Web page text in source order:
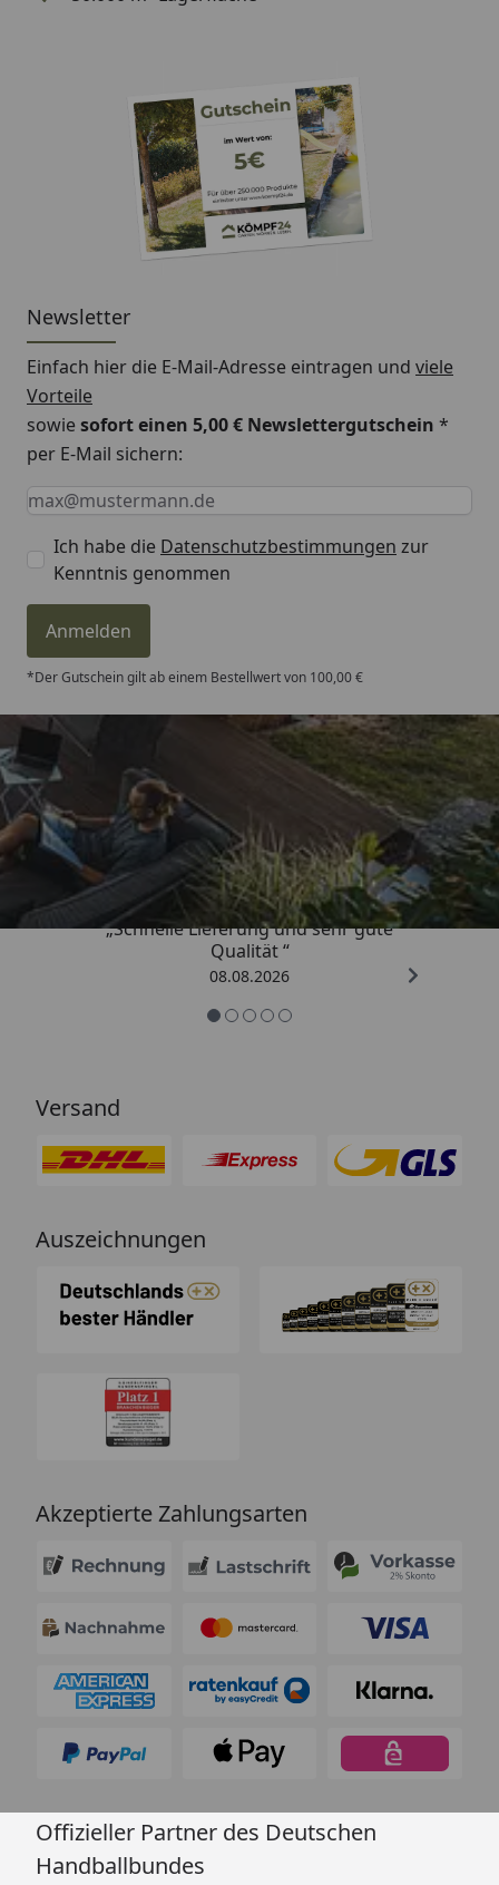
Newsletter
Einfach hier die E-Mail-Adresse eintragen und viele
Vorteile
sowiesofort einen 5,00 € Newslettergutschein *
per E-Mail sichern:
Keine Eingabe erforderlich
Eingabe erforderlich
E-Mail *
Ich habe die Datenschutzbestimmungen zur
Kenntnis genommen
Anmelden
*Der Gutschein gilt ab einem Bestellwert von 100,00 €
Trusted Shops
4,81/ 5
„Schnelle Lieferung und sehr gute
Qualität “
08.08.2026
Versand
Auszeichnungen
Akzeptierte Zahlungsarten
Offizieller Partner des Deutschen
Handballbundes